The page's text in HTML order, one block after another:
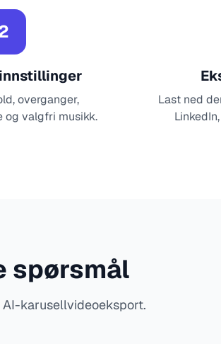
overganger,
og valgfri musikk.
Last ned
spørsmål
karusellvideoeksport.